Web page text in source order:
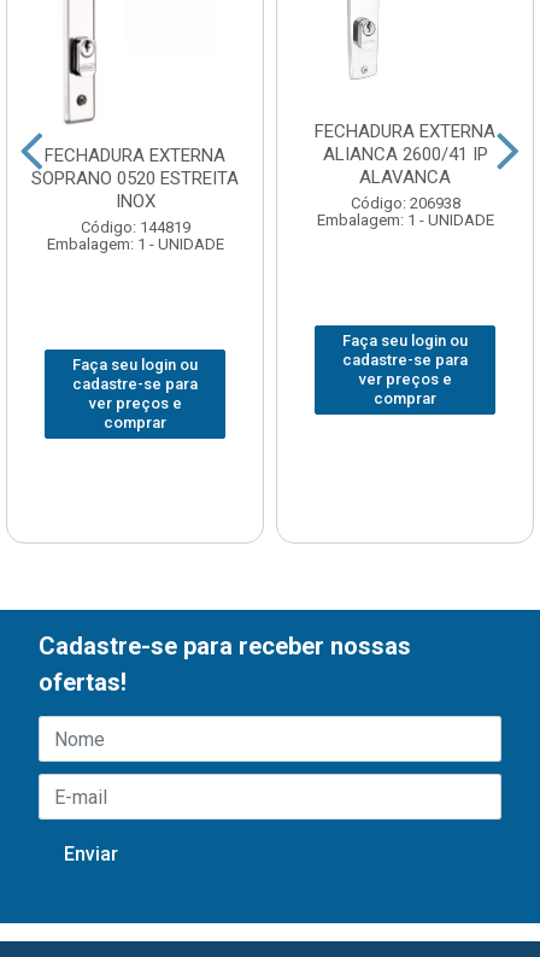
FECHADURA EXTERNA
SOPRANO 0520 ESTREITA
INOX
Código: 144819
Embalagem: 1 - UNIDADE
Faça seu login ou
cadastre-se para
ver preços e
comprar
FECHADURA EXTERNA
ALIANCA 2600/41 IP
ALAVANCA
Código: 206938
Embalagem: 1 - UNIDADE
Faça seu login ou
cadastre-se para
ver preços e
comprar
Cadastre-se para receber nossas
ofertas!